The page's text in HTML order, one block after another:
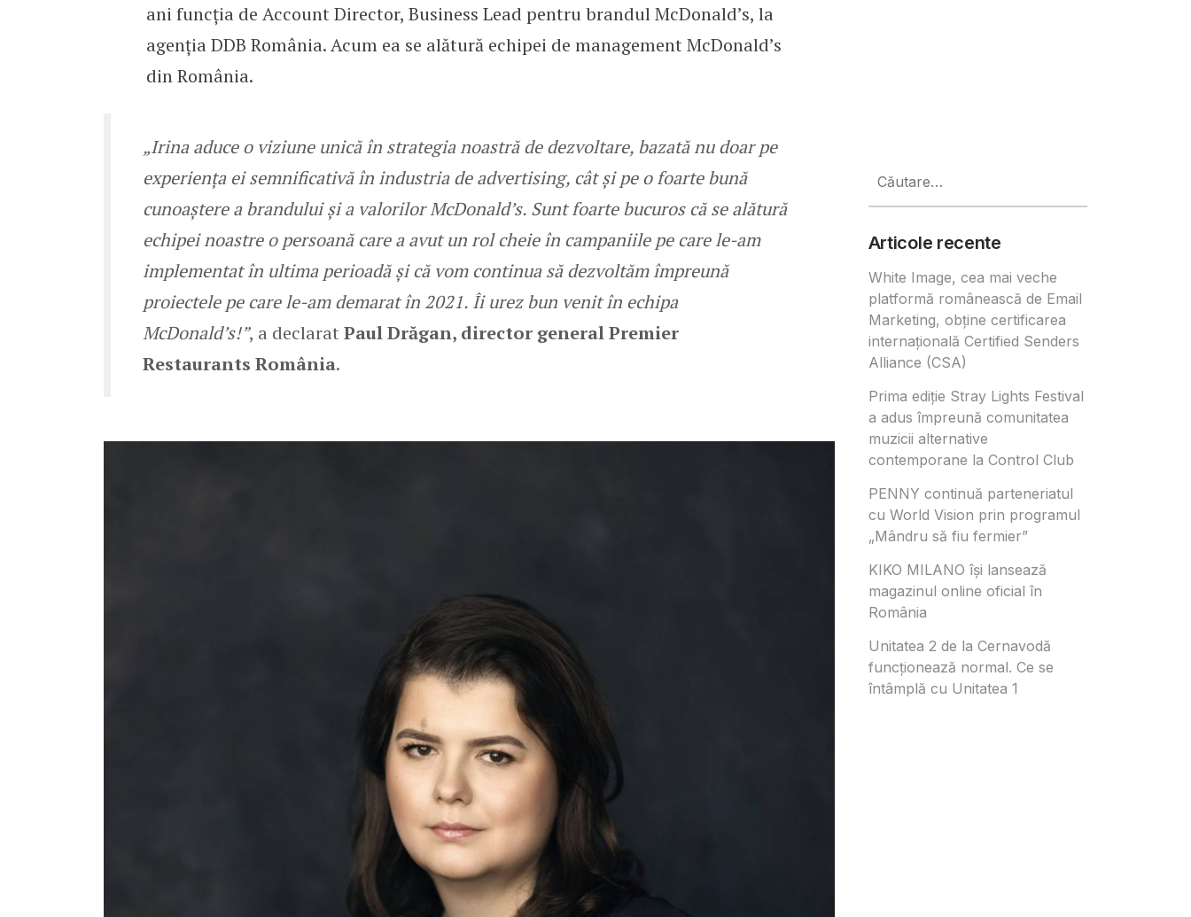
ani funcția de Account Director, Business Lead pentru brandul McDonald’s, la
agenția DDB România. Acum ea se alătură echipei de management McDonald’s
din România.
„Irina aduce o viziune unică în strategia noastră de dezvoltare, bazată nu doar pe
experiența ei semnificativă în industria de advertising, cât și pe o foarte bună
cunoaștere a brandului și a valorilor McDonald’s. Sunt foarte bucuros că se alătură
echipei noastre o persoană care a avut un rol cheie în campaniile pe care le-am
implementat în ultima perioadă și că vom continua să dezvoltăm împreună
proiectele pe care le-am demarat în 2021. Îi urez bun venit în echipa
McDonald’s!”, a declarat Paul Drăgan, director general Premier
Restaurants România.
după:
Articole recente
White Image, cea mai veche
platformă românească de Email
Marketing, obține certificarea
internațională Certified Senders
Alliance (CSA)
Prima ediție Stray Lights Festival
a adus împreună comunitatea
muzicii alternative
contemporane la Control Club
PENNY continuă parteneriatul
cu World Vision prin programul
„Mândru să fiu fermier”
KIKO MILANO își lansează
magazinul online oficial în
România
Unitatea 2 de la Cernavodă
funcționează normal. Ce se
întâmplă cu Unitatea 1